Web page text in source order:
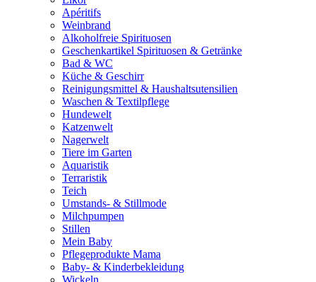
Apéritifs
Weinbrand
Alkoholfreie Spirituosen
Geschenkartikel Spirituosen & Getränke
Bad & WC
Küche & Geschirr
Reinigungsmittel & Haushaltsutensilien
Waschen & Textilpflege
Hundewelt
Katzenwelt
Nagerwelt
Tiere im Garten
Aquaristik
Terraristik
Teich
Umstands- & Stillmode
Milchpumpen
Stillen
Mein Baby
Pflegeprodukte Mama
Baby- & Kinderbekleidung
Wickeln